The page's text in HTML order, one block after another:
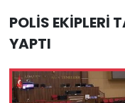
POLİS EKİPLERİ
YAPTI